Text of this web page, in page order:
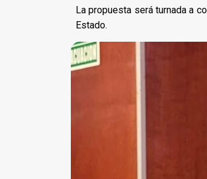
La propuesta será turnada a
Estado.